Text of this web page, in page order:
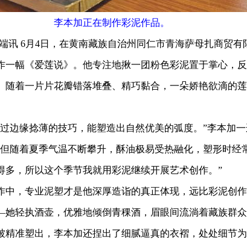
李本加正在制作彩泥作品。
6月4日，在黄南藏族自治州同仁市青海萨母扎商贸有
幅《爱莲说》。他专注地揪一团粉色彩泥置于掌心，
随着一片片花瓣错落堆叠、精巧黏合，一朵娇艳欲滴的
缘捻薄的技巧，能塑造出自然优美的弧度。”李本加
随着夏季气温不断攀升，酥油极易受热融化，塑形时经
多，所以这个季节我就用彩泥继续开展艺术创作。”
专业泥塑才是他深厚造诣的真正体现，远比彩泥创作
轻执酒壶，优雅地倾倒青稞酒，眉眼间流淌着藏族群众
准塑出，李本加还捏出了细腻逼真的衣褶，处处细节